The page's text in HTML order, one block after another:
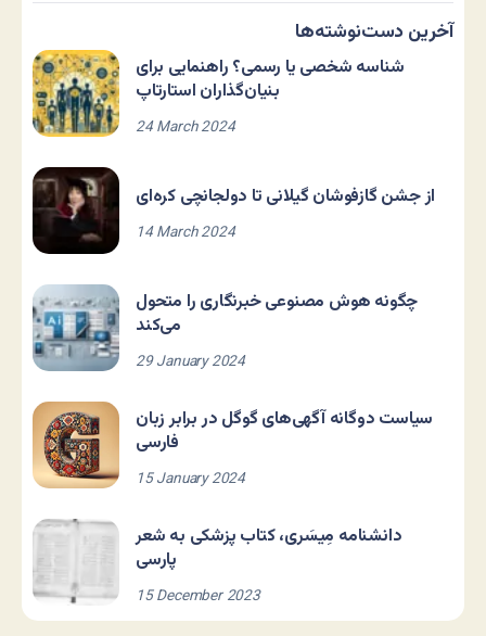
آخرین دست‌نوشته‌ها
شناسه شخصی یا رسمی؟ راهنمایی برای
بنیان‌گذاران استارتاپ
24 March 2024
از جشن گازفوشان گیلانی تا دولجانچی کره‌ای
14 March 2024
چگونه هوش مصنوعی خبرنگاری را متحول
می‌کند
29 January 2024
سیاست دوگانه آگهی‌های گوگل در برابر زبان
فارسی
15 January 2024
دانشنامه مِیسَری، کتاب پزشکی به شعر
پارسی
15 December 2023